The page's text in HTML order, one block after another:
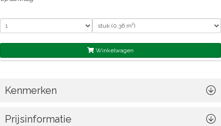
Winkelwagen
Kenmerken
Prijsinformatie